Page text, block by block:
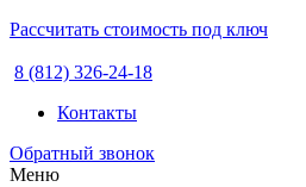
Рассчитать стоимость под ключ
8 (812) 326-24-18
Контакты
Обратный звонок
Меню